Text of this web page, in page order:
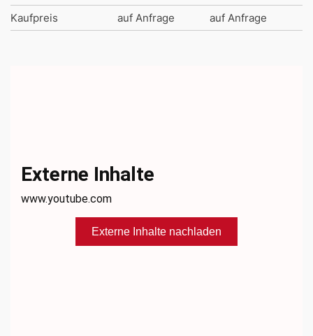
Kaufpreis
auf Anfrage auf Anfrage